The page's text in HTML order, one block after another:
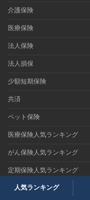
介護保険
医療保険
法人保険
法人損保
少額短期保険
共済
ペット保険
医療保険人気ランキング
がん保険人気ランキング
定期保険人気ランキング
終身保険人気ランキング
人気ランキング